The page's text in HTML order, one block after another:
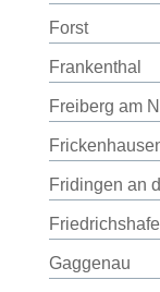
Forst
Frankenthal
Freiberg am
Fridingen an
Gaggenau